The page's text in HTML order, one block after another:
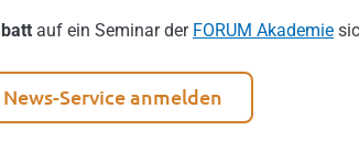
auf ein Seminar der FORUM Akademie
Service anmelden